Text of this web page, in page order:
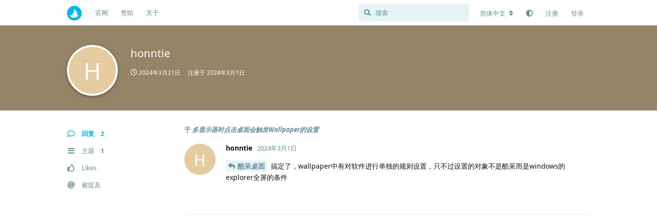
官网 赞助 关于 简体中文 注册 登录
H
honntie
2024年3月21日 注册于2024年3月1日
回复 2
主题 1
Likes
被提及
于 多显示器时点击桌面会触发Wallpaper的设置
H
honntie 2024年3月1日
酷呆桌面
搞定了，wallpaper中有对软件进行单独的规则设置，只不过设置的对象不是酷呆而是windows的
explorer全屏的条件